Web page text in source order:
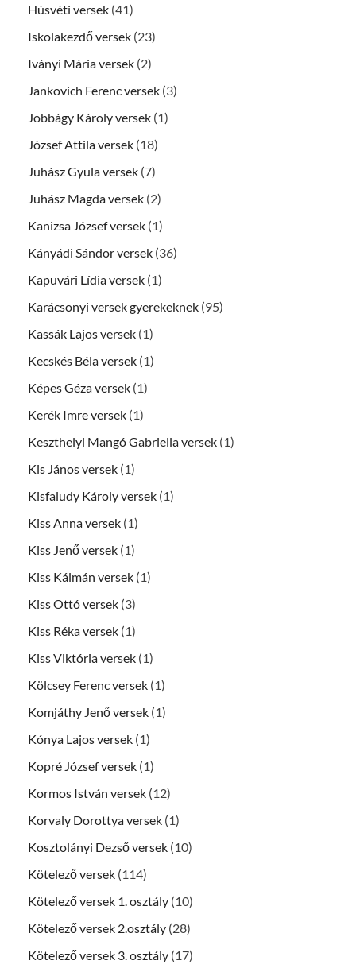
Húsvéti versek (41)
Iskolakezdő versek (23)
Iványi Mária versek (2)
Jankovich Ferenc versek (3)
Jobbágy Károly versek (1)
József Attila versek (18)
Juhász Gyula versek (7)
Juhász Magda versek (2)
Kanizsa József versek (1)
Kányádi Sándor versek (36)
Kapuvári Lídia versek (1)
Karácsonyi versek gyerekeknek (95)
Kassák Lajos versek (1)
Kecskés Béla versek (1)
Képes Géza versek (1)
Kerék Imre versek (1)
Keszthelyi Mangó Gabriella versek (1)
Kis János versek (1)
Kisfaludy Károly versek (1)
Kiss Anna versek (1)
Kiss Jenő versek (1)
Kiss Kálmán versek (1)
Kiss Ottó versek (3)
Kiss Réka versek (1)
Kiss Viktória versek (1)
Kölcsey Ferenc versek (1)
Komjáthy Jenő versek (1)
Kónya Lajos versek (1)
Kopré József versek (1)
Kormos István versek (12)
Korvaly Dorottya versek (1)
Kosztolányi Dezső versek (10)
Kötelező versek (114)
Kötelező versek 1. osztály (10)
Kötelező versek 2.osztály (28)
Kötelező versek 3. osztály (17)